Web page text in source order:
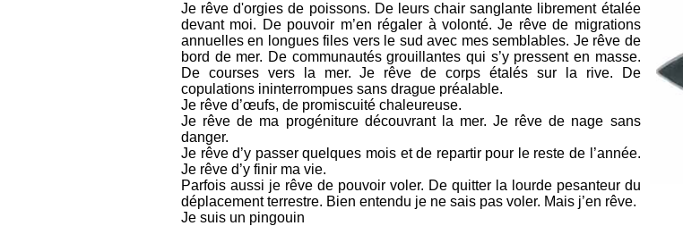
Je rêve d'orgies de poissons. De leurs chair sanglante librement étalée
devant moi. De pouvoir m’en régaler à volonté. Je rêve de migrations
annuelles en longues files vers le sud avec mes semblables. Je rêve de
bord de mer. De communautés grouillantes qui s’y pressent en masse.
De courses vers la mer. Je rêve de corps étalés sur la rive. De
copulations ininterrompues sans drague préalable.
Je rêve d’œufs, de promiscuité chaleureuse.
Je rêve de ma progéniture découvrant la mer. Je rêve de nage sans
danger.
Je rêve d’y passer quelques mois et de repartir pour le reste de l’année.
Je rêve d’y finir ma vie.
Parfois aussi je rêve de pouvoir voler. De quitter la lourde pesanteur du
déplacement terrestre. Bien entendu je ne sais pas voler. Mais j’en rêve.
Je suis un pingouin